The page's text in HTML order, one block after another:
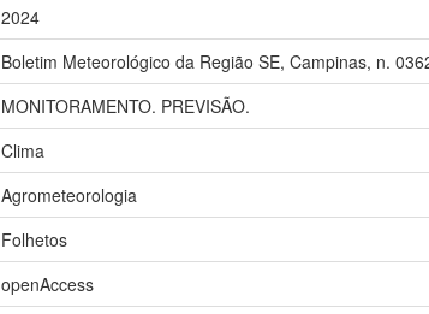
2024
Boletim Meteorológico da Região SE, Campinas, n.
MONITORAMENTO. PREVISÃO.
Clima
Agrometeorologia
Folhetos
openAccess